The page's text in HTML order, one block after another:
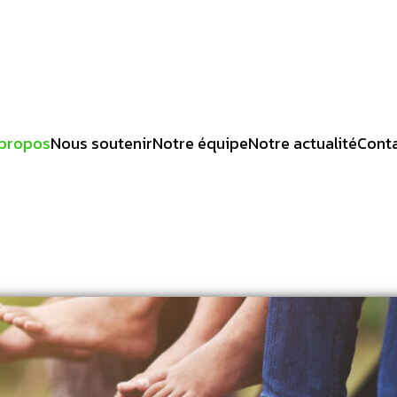
Nous soutenirNotre équipeNotre actualité